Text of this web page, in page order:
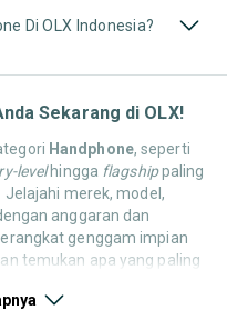
Di OLX Indonesia?
Sekarang di OLX!
Handphone, seperti
levelhingga flagshippaling
merek, model,
anggaran dan
genggam impian
temukan apa yang paling
,Aksesoris Handphone &